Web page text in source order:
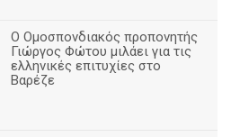
Ο Ομοσπονδιακός προπονητής
Γιώργος Φώτου μιλάει για τις
ελληνικές επιτυχίες στο
Βαρέζε